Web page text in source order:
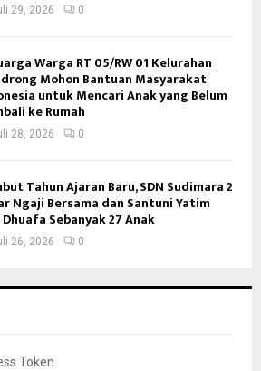
29, 2026 0
Warga RT 05/RW 01 Kelurahan
Mohon Bantuan Masyarakat
untuk Mencari Anak yang Belum
ke Rumah
28, 2026 0
Tahun Ajaran Baru, SDN Sudimara 2
Ngaji Bersama dan Santuni Yatim
Sebanyak 27 Anak
26, 2026 0
Token